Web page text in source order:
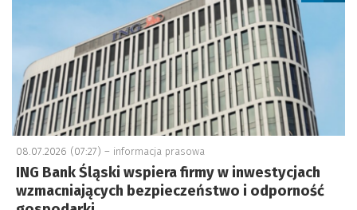
08.07.2026 (07:27) – informacja prasowa
ING Bank Śląski wspiera firmy w inwestycjach
wzmacniających bezpieczeństwo i odporność